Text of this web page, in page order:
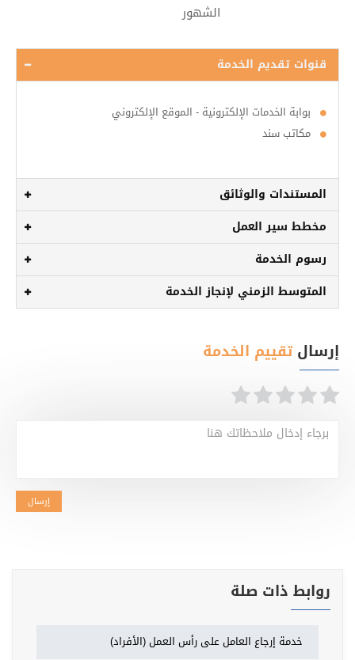
قنوات تقديم الخدمة
بوابة الخدمات الإلكترونية - الموقع الإلكتروني
مكاتب سند
المستندات والوثائق
مخطط سير العمل
رسوم الخدمة
المتوسط الزمني لإنجاز الخدمة
إرسال تقييم الخدمة
برجاء إدخال ملاحظاتك هنا
إرسال
روابط ذات صلة
خدمة إرجاع العامل على رأس العمل (الأفراد)